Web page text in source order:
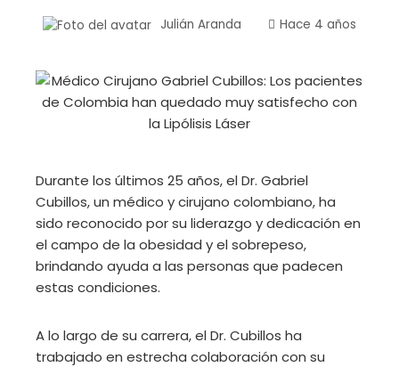
Julián Aranda Hace 4 años
Durante los últimos 25 años, el Dr. Gabriel
Cubillos, un médico y cirujano colombiano, ha
sido reconocido por su liderazgo y dedicación en
el campo de la obesidad y el sobrepeso,
brindando ayuda a las personas que padecen
estas condiciones.
A lo largo de su carrera, el Dr. Cubillos ha
trabajado en estrecha colaboración con su